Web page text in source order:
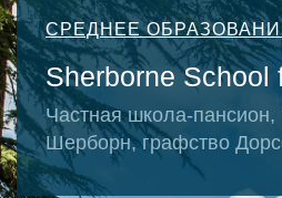
СРЕДНЕЕ
Sherborne School
Частная школа-пансион,
Шерборн, графство